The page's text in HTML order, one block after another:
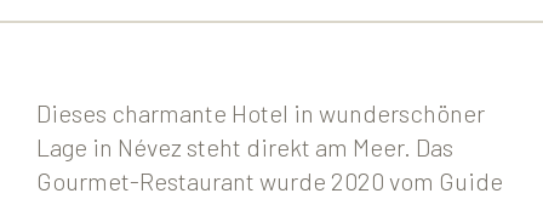
Dieses charmante Hotel in wunderschöner
Lage in Névez steht direkt am Meer. Das
Gourmet-Restaurant wurde 2020 vom Guide